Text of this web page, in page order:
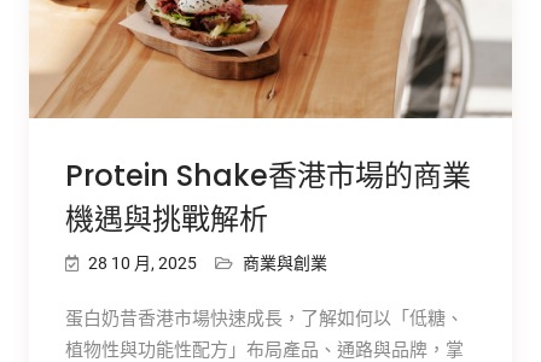
Protein Shake香港市場的商業
機遇與挑戰解析
28 10 月, 2025 商業與創業
蛋白奶昔香港市場快速成長，了解如何以「低糖、
植物性與功能性配方」布局產品、通路與品牌，掌